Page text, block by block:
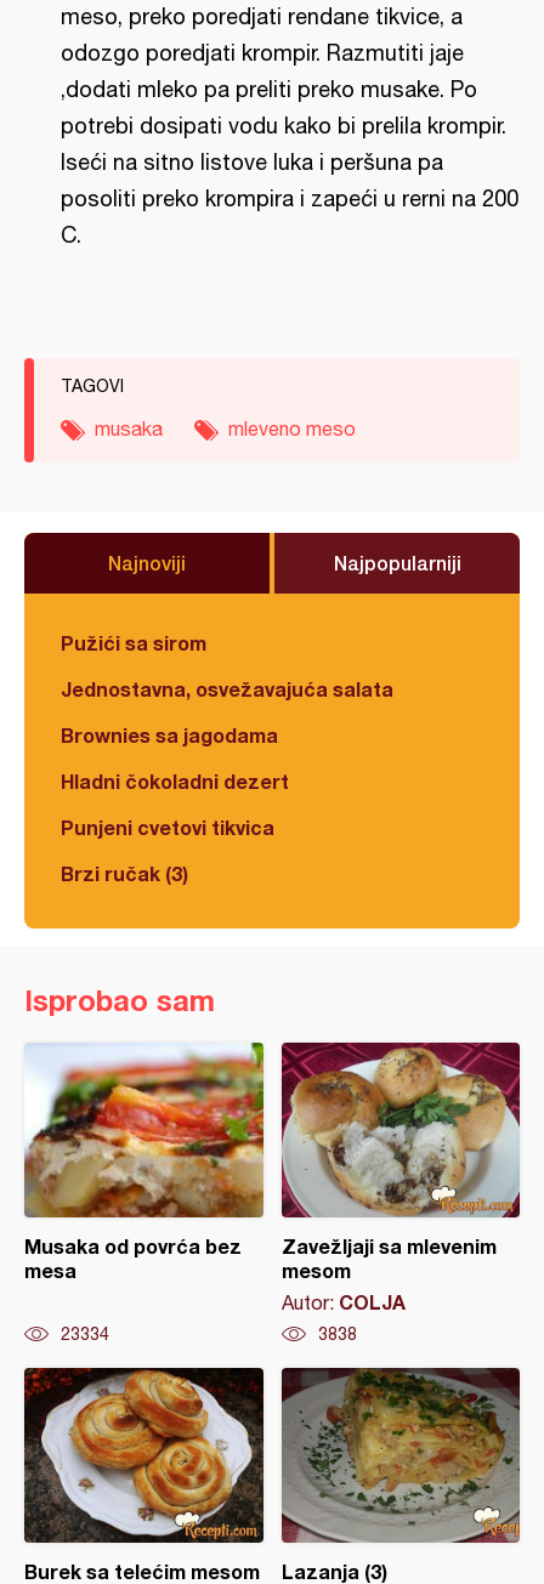
meso, preko poredjati rendane tikvice, a
odozgo poredjati krompir. Razmutiti jaje
,dodati mleko pa preliti preko musake. Po
potrebi dosipati vodu kako bi prelila krompir.
Iseći na sitno listove luka i peršuna pa
posoliti preko krompira i zapeći u rerni na 200
C.
TAGOVI
musaka mleveno meso
Najnoviji Najpopularniji
Pužići sa sirom
Jednostavna, osvežavajuća salata
Brownies sa jagodama
Hladni čokoladni dezert
Punjeni cvetovi tikvica
Brzi ručak (3)
Isprobao sam
Musaka od povrća bez
mesa
23334
Zavežljaji sa mlevenim
mesom
Autor: COLJA
3838
Burek sa telećim mesom Lazanja (3)